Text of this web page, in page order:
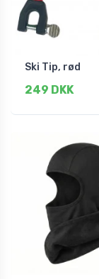
Ski Tip, rød
249 DKK